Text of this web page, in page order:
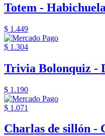
Totem -
$ 1.449
$ 1.304
Trivia Bolonquiz -
$ 1.190
$ 1.071
Charlas de sillón -